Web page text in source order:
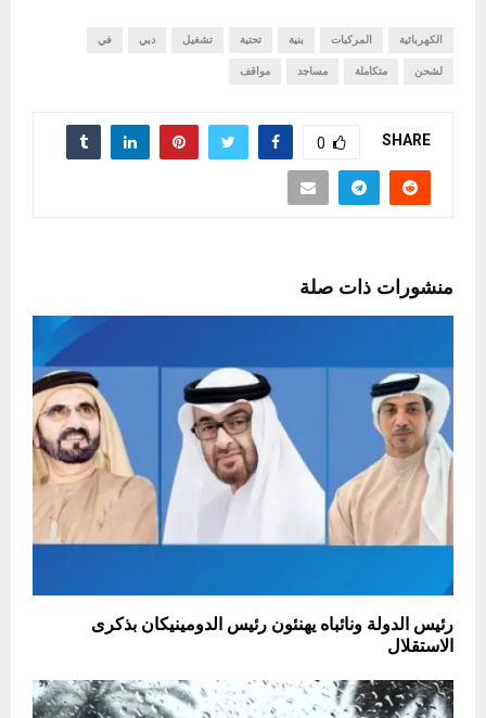
الكهربائية المركبات بنية تحتية تشغيل دبي في
لشحن متكاملة مساجد مواقف
SHARE
0
منشورات ذات صلة
رئيس الدولة ونائباه يهنئون رئيس الدومينيكان بذكرى
الاستقلال